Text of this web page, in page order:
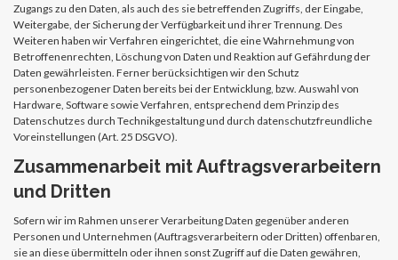
Zugangs zu den Daten, als auch des sie betreffenden Zugriffs, der Eingabe,
Weitergabe, der Sicherung der Verfügbarkeit und ihrer Trennung. Des
Weiteren haben wir Verfahren eingerichtet, die eine Wahrnehmung von
Betroffenenrechten, Löschung von Daten und Reaktion auf Gefährdung der
Daten gewährleisten. Ferner berücksichtigen wir den Schutz
personenbezogener Daten bereits bei der Entwicklung, bzw. Auswahl von
Hardware, Software sowie Verfahren, entsprechend dem Prinzip des
Datenschutzes durch Technikgestaltung und durch datenschutzfreundliche
Voreinstellungen (Art. 25 DSGVO).
Zusammenarbeit mit Auftragsverarbeitern
und Dritten
Sofern wir im Rahmen unserer Verarbeitung Daten gegenüber anderen
Personen und Unternehmen (Auftragsverarbeitern oder Dritten) offenbaren,
sie an diese übermitteln oder ihnen sonst Zugriff auf die Daten gewähren,